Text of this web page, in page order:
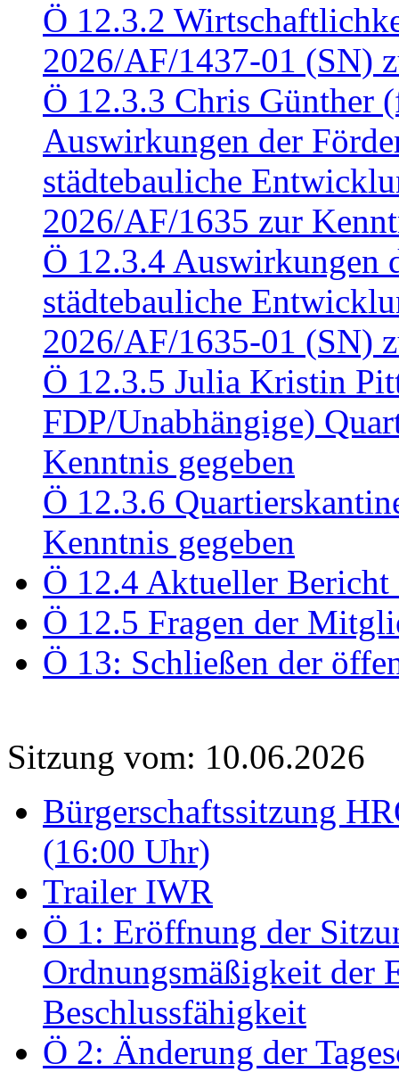
Ö 12.3.2
2026/AF/1437-01 (SN)
Ö 12.3.3 Chris Günther
Auswirkungen der
städtebauliche
2026/AF/1635 zur
Ö 12.3.4 Auswirkungen
städtebauliche
2026/AF/1635-01 (SN)
Ö 12.3.5 Julia Kristin
FDP/Unabhängige)
Kenntnis gegeben
Ö 12.3.6
Kenntnis gegeben
Ö 12.4 Aktueller Bericht
Ö 12.5 Fragen der
Ö 13: Schließen der
Sitzung vom: 10.06.2026
Bürgerschaftssitzung
(16:00 Uhr)
Trailer IWR
Ö 1: Eröffnung der
Ordnungsmäßigkeit der
Beschlussfähigkeit
Ö 2: Änderung der